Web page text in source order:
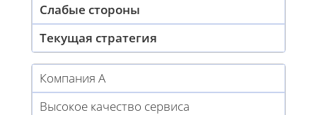
Слабые стороны
Текущая стратегия
Компания А
Высокое качество сервиса